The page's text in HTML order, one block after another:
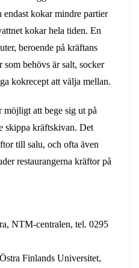
endast kokar mindre partier
kokar hela tiden. En
beroende på kräftans
behövs är salt, socker
kokrecept att välja mellan.
att bege sig ut på
skippa kräftskivan. Det
till salu, och ofta även
restaurangerna kräftor på
NTM-centralen, tel. 0295
Finlands Universitet,